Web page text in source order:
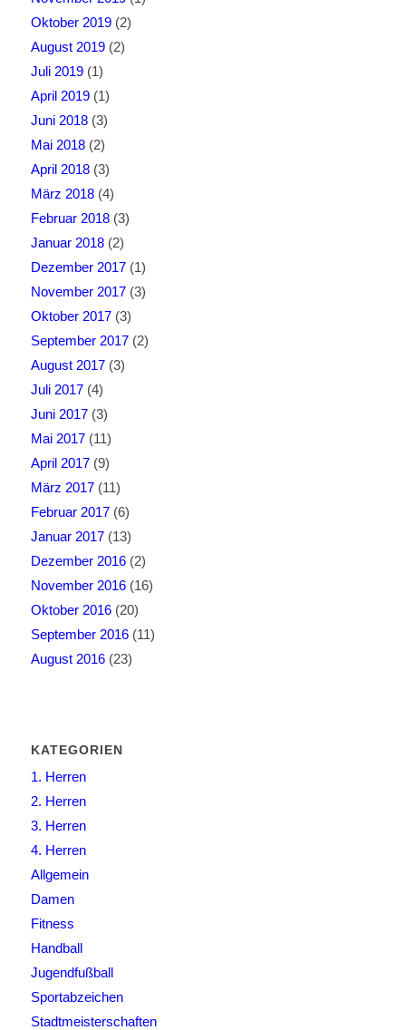
Oktober 2019(2)
August 2019(2)
Juli 2019(1)
April 2019(1)
Juni 2018(3)
Mai 2018(2)
April 2018(3)
März 2018(4)
Februar 2018(3)
Januar 2018(2)
Dezember 2017(1)
November 2017(3)
Oktober 2017(3)
September 2017(2)
August 2017(3)
Juli 2017(4)
Juni 2017(3)
Mai 2017(11)
April 2017(9)
März 2017(11)
Februar 2017(6)
Januar 2017(13)
Dezember 2016(2)
November 2016(16)
Oktober 2016(20)
September 2016(11)
August 2016(23)
KATEGORIEN
1. Herren
2. Herren
3. Herren
4. Herren
Allgemein
Damen
Fitness
Handball
Jugendfußball
Sportabzeichen
Stadtmeisterschaften